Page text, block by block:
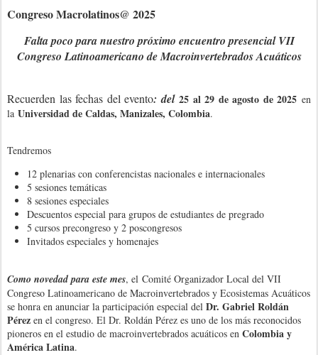
Congreso Macrolatinos@ 2025
Falta poco para nuestro próximo encuentro presencial VII
Congreso Latinoamericano de Macroinvertebrados Acuáticos
Recuerden las fechas del evento: del25 al 29 de agosto de 2025 en
la Universidad de Caldas, Manizales, Colombia.
Tendremos
12 plenarias con conferencistas nacionales e internacionales
5 sesiones temáticas
8 sesiones especiales
Descuentos especial para grupos de estudiantes de pregrado
5 cursos precongreso y 2 poscongresos
Invitados especiales y homenajes
Como novedad para este mes, el Comité Organizador Local del VII
Congreso Latinoamericano de Macroinvertebrados y Ecosistemas Acuáticos
se honra en anunciar la participación especial del Dr. Gabriel Roldán
Pérez en el congreso. El Dr. Roldán Pérez es uno de los más reconocidos
pioneros en el estudio de macroinvertebrados acuáticos en Colombia y
América Latina.